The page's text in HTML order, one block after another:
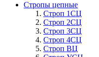
Стропы цепные
Строп 1СЦ
Строп 2СЦ
Строп 3СЦ
Строп 4СЦ
Строп ВЦ